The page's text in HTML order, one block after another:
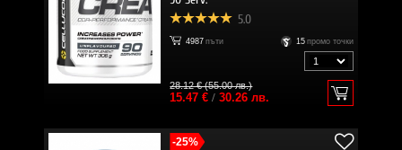
5.0
4987 пъти 15 промо точки
28.12 € (55.00 лв.)
15.47 €/ 30.26 лв.
-25%